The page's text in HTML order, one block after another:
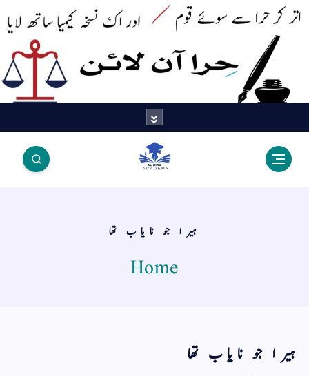
اک نسخہ کیمیا ساتھ لایا
ہیرا جو نایاب تھا
Home
ہیرا جو نایاب تھا